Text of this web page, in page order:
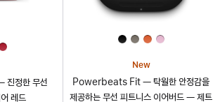
정한 무선
레드
New
Powerbeats Fit — 탁월한 안정감을
제공하는 무선 피트니스 이어버드 — 제트